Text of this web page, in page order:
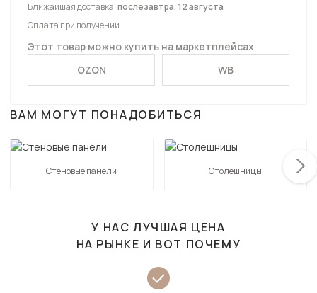
Ближайшая доставка:послезавтра, 12 августа
Оплата при получении
Этот товар можно купить на маркетплейсах
OZON
WB
ВАМ МОГУТ ПОНАДОБИТЬСЯ
Стеновые панели Столешницы
У НАС ЛУЧШАЯ ЦЕНА
НА РЫНКЕ И ВОТ ПОЧЕМУ